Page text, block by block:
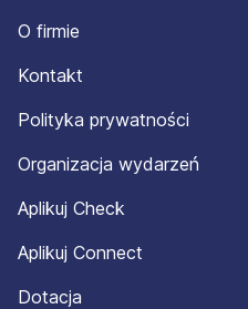
O firmie
Kontakt
Polityka prywatności
Organizacja wydarzeń
Aplikuj Check
Aplikuj Connect
Dotacja